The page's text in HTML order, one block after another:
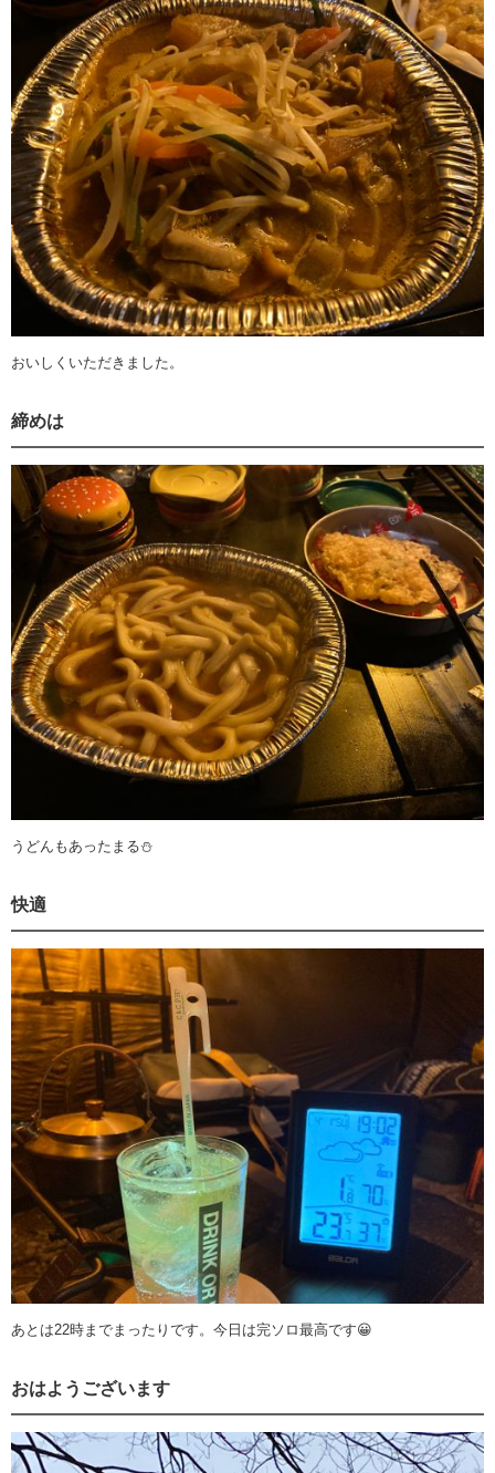
おいしくいただきました。
締めは
うどんもあったまる⛄️
快適
あとは22時までまったりです。今日は完ソロ最高です😀
おはようございます